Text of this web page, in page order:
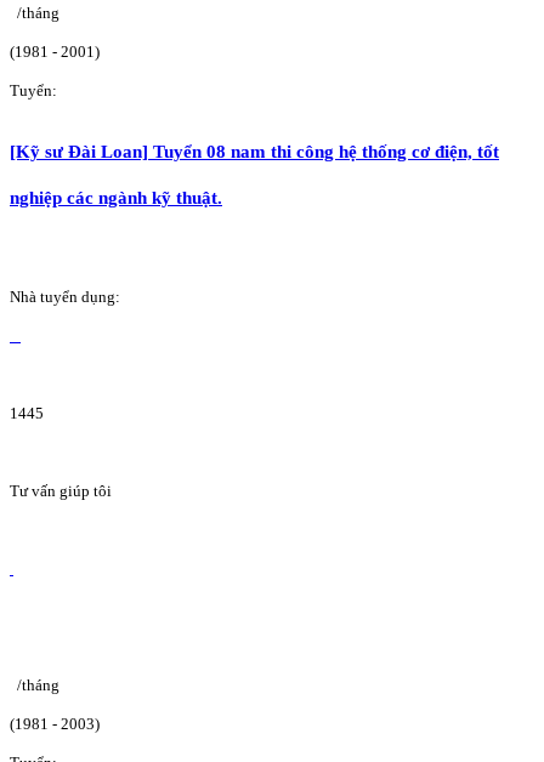
/tháng
(1981 - 2001)
Tuyển:
[Kỹ sư Đài Loan] Tuyển 08 nam thi công hệ thống cơ điện, tốt
nghiệp các ngành kỹ thuật.
Nhà tuyển dụng:
1445
Tư vấn giúp tôi
/tháng
(1981 - 2003)